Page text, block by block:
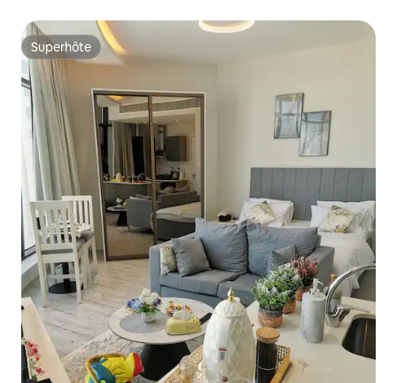
Superhôte
Superhôte